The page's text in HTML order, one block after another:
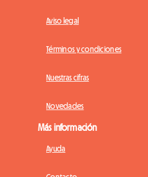
Aviso legal
Términos y condiciones
Nuestras cifras
Novedades
Más información
Ayuda